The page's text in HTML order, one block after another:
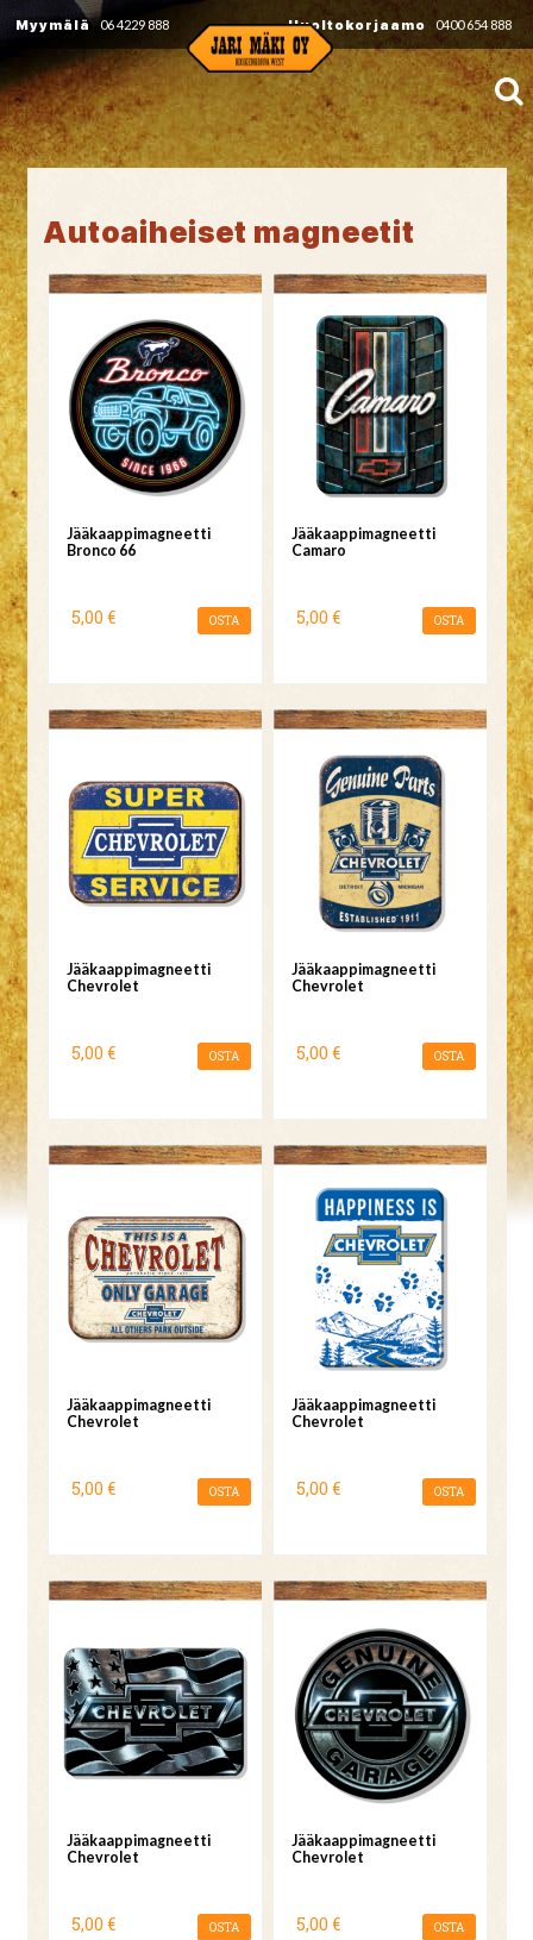
Myymälä 06 4229 888 Huoltokorjaamo 0400 654 888
Autoaiheiset magneetit
Jääkaappimagneetti
Bronco 66
5,00 € OSTA
Jääkaappimagneetti
Camaro
5,00 € OSTA
Jääkaappimagneetti
Chevrolet
5,00 € OSTA
Jääkaappimagneetti
Chevrolet
5,00 € OSTA
Jääkaappimagneetti
Chevrolet
5,00 € OSTA
Jääkaappimagneetti
Chevrolet
5,00 € OSTA
Jääkaappimagneetti
Chevrolet
5,00 € OSTA
Jääkaappimagneetti
Chevrolet
5,00 € OSTA